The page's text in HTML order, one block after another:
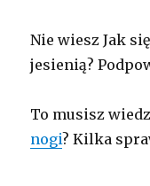
Nie wiesz Jak
jesienią?
To musisz
nogi? Kilka